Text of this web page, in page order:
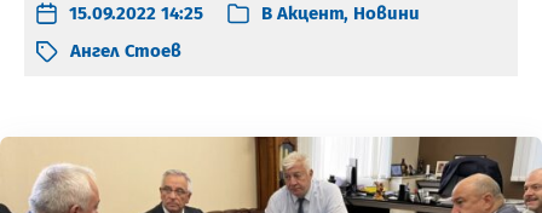
15.09.2022 14:25 В Акцент, Новини
Ангел Стоев